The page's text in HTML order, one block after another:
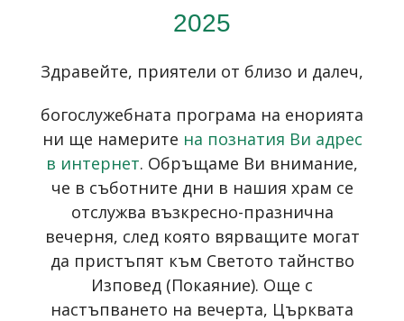
2025
Здравейте, приятели от близо и далеч,
богослужебната програма на енорията
ни ще намерите на познатия Ви адрес
в интернет. Обръщаме Ви внимание,
че в съботните дни в нашия храм се
отслужва възкресно-празнична
вечерня, след която вярващите могат
да пристъпят към Светото тайнство
Изповед (Покаяние). Още с
настъпването на вечерта, Църквата